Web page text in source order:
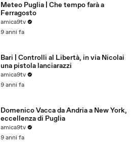
Meteo Puglia | Che tempo farà a
Ferragosto
amica9tv
9 anni fa
Bari | Controlli al Libertà, in via Nicolai
una pistola lanciarazzi
amica9tv
9 anni fa
Domenico Vacca da Andria a New York,
eccellenza di Puglia
amica9tv
9 anni fa